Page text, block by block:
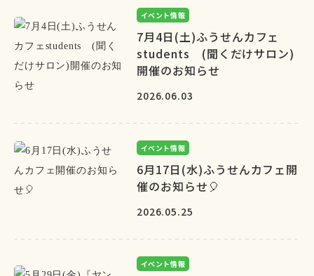
イベント情報
7月4日(土)ふうせんカフェ
students (聞くだけサロン)
開催のお知らせ
2026.06.03
イベント情報
6月17日(水)ふうせんカフェ開
催のお知らせ🎈
2026.05.25
イベント情報